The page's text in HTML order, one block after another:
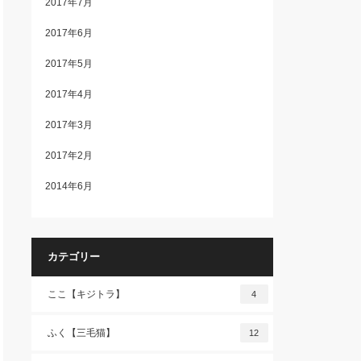
2017年7月
2017年6月
2017年5月
2017年4月
2017年3月
2017年2月
2014年6月
カテゴリー
ここ【キジトラ】 4
ふく【三毛猫】 12